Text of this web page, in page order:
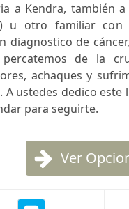
a Kendra, también
u otro familiar con
diagnostico de
de la
achaques y
ustedes dedico
para seguirte.
Ver